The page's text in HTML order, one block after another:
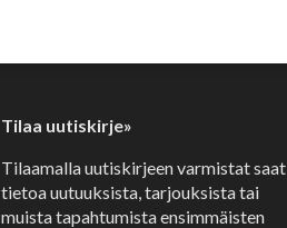
Tilaa uutiskirje»
Tilaamalla uutiskirjeen varmistat saat
tietoa uutuuksista, tarjouksista tai
muista tapahtumista ensimmäisten